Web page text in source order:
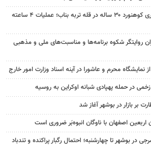
کاهش هوشیاری کوهنورد ۳۰ ساله در قله تربه بناب؛ عملیات ۴ ساعته
روایتگر شکوه برنامه‌ها و مناسبت‌های ملی و مذهبی
نمایشگاه محرم و عاشورا در آینه اسناد وزارت امور خارج
بر بازار در بوشهر آغاز شد
اربعین اصفهان با ناوگان انبوه‌بَر ضروری است
در بوشهر تا چهارشنبه؛ احتمال رگبار پراکنده و تندباد